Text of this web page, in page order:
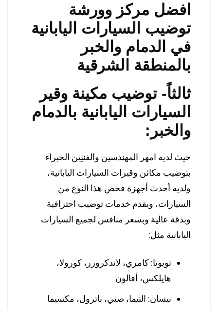
افضل مركز وورشة
توضيب السيارات اليابانية
في الدمام والخبر
بالمنطقة الشرقية
ثالثاً- توضيب مكينة وقير
السيارات اليابانية بالدمام
والخبر:
حيث لديه امهر المهندسين والفنيين الخبراء
بتوضيب مكائن وقيرات السيارات اليابانية،
ولديه أحدث أجهزة فحص هذا النوع من
السيارات، ويقدم خدمات توضيب احترافية
وبدقة عالية وبسعر منافس لجميع السيارات
اليابانية مثل:
تويوتا: كامري، لاندكروزر، كورولا،
هايلكس، أفالون
نيسان: التيما، صني، باترول، مكسيما